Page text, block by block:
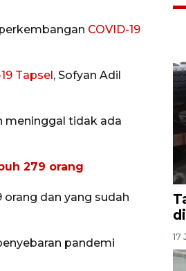
COVID-19
Tapsel, Sofyan Adil
meninggal tidak ada
279 orang
dan yang sudah
pandemi
17